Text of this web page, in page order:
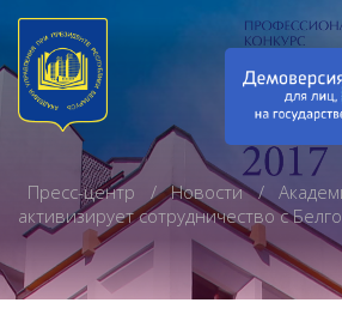
Пресс-центр Новости
активизирует сотрудничество с